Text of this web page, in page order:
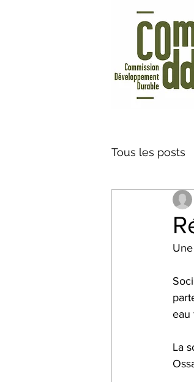
Tous les posts
Vélo à
caméra
Impact
Jumelles
eau
La